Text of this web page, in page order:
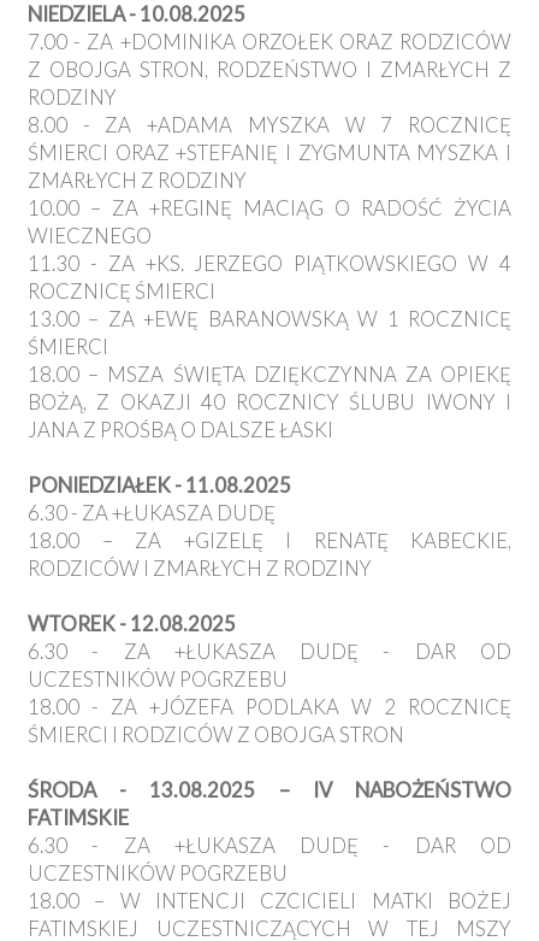
NIEDZIELA - 10.08.2025
7.00 - ZA +DOMINIKA ORZOŁEK ORAZ RODZICÓW
Z OBOJGA STRON, RODZEŃSTWO I ZMARŁYCH Z
RODZINY
8.00 - ZA +ADAMA MYSZKA W 7 ROCZNICĘ
ŚMIERCI ORAZ +STEFANIĘ I ZYGMUNTA MYSZKA I
ZMARŁYCH Z RODZINY
10.00 – ZA +REGINĘ MACIĄG O RADOŚĆ ŻYCIA
WIECZNEGO
11.30 - ZA +KS. JERZEGO PIĄTKOWSKIEGO W 4
ROCZNICĘ ŚMIERCI
13.00 – ZA +EWĘ BARANOWSKĄ W 1 ROCZNICĘ
ŚMIERCI
18.00 – MSZA ŚWIĘTA DZIĘKCZYNNA ZA OPIEKĘ
BOŻĄ, Z OKAZJI 40 ROCZNICY ŚLUBU IWONY I
JANA Z PROŚBĄ O DALSZE ŁASKI
PONIEDZIAŁEK - 11.08.2025
6.30 - ZA +ŁUKASZA DUDĘ
18.00 – ZA +GIZELĘ I RENATĘ KABECKIE,
RODZICÓW I ZMARŁYCH Z RODZINY
WTOREK - 12.08.2025
6.30 - ZA +ŁUKASZA DUDĘ - DAR OD
UCZESTNIKÓW POGRZEBU
18.00 - ZA +JÓZEFA PODLAKA W 2 ROCZNICĘ
ŚMIERCI I RODZICÓW Z OBOJGA STRON
ŚRODA - 13.08.2025 – IV NABOŻEŃSTWO
FATIMSKIE
6.30 - ZA +ŁUKASZA DUDĘ - DAR OD
UCZESTNIKÓW POGRZEBU
18.00 – W INTENCJI CZCICIELI MATKI BOŻEJ
FATIMSKIEJ UCZESTNICZĄCYCH W TEJ MSZY